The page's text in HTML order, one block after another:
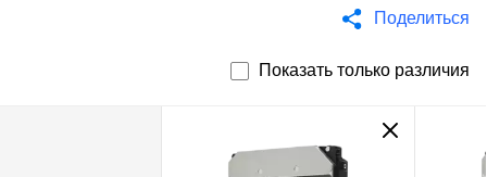
Поделиться
Показать только различия